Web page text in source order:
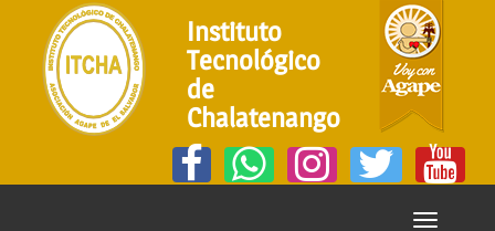
Instituto
Tecnológico
de
Chalatenango
Mostrar